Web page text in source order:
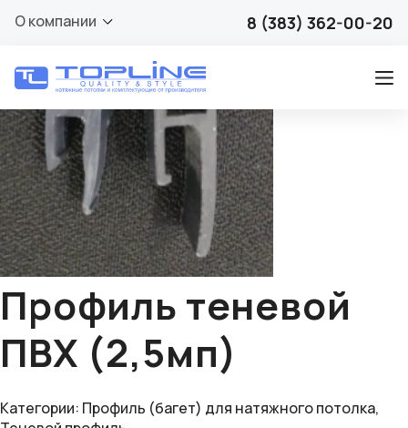
О компании 8 (383) 362-00-20
Профиль теневой
ПВХ (2,5мп)
Категории: Профиль (багет) для натяжного потолка,